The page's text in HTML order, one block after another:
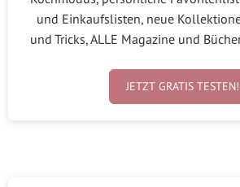
und Einkaufslisten, neue
und Tricks, ALLE Magazine und
JETZT GRATIS TESTEN!